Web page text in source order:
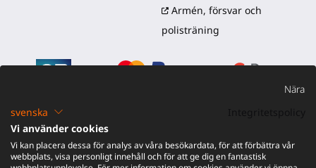
Armén, försvar och
polisträning
©2016-2026 - ProTubeVR™
tullar|Garanti|Retur och återbetalning
Nära
svenska
Vi använder cookies
Vi kan placera dessa för analys av våra besökardata, för att förbättra vår
webbplats, visa personligt innehåll och för att ge dig en fantastisk